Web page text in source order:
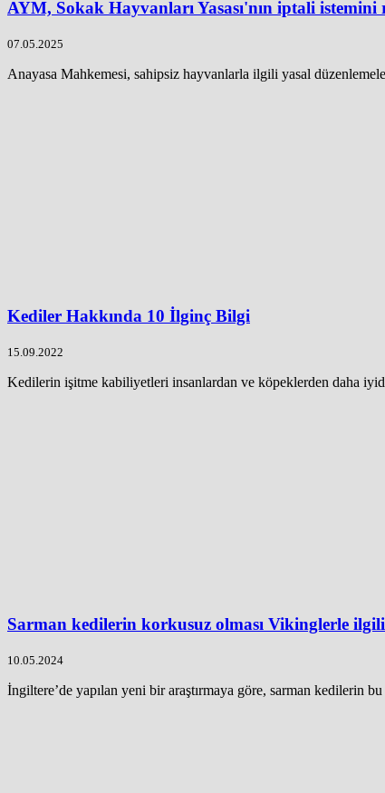
AYM, Sokak Hayvanları Yasası'nın iptali istemini
07.05.2025
Anayasa Mahkemesi, sahipsiz hayvanlarla ilgili yasal
Kediler Hakkında 10 İlginç Bilgi
15.09.2022
Kedilerin işitme kabiliyetleri insanlardan ve köpeklerden daha
Sarman kedilerin korkusuz olması Vikinglerle
10.05.2024
İngiltere’de yapılan yeni bir araştırmaya göre, sarman kedilerin bu